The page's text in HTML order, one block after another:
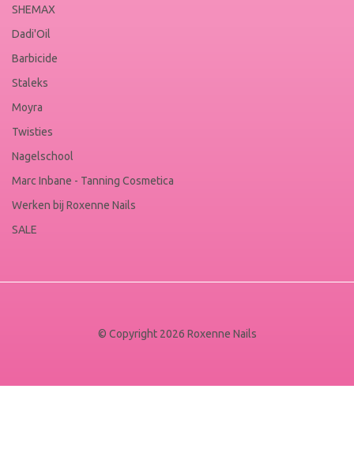
SHEMAX
Dadi'Oil
Barbicide
Staleks
Moyra
Twisties
Nagelschool
Marc Inbane - Tanning Cosmetica
Werken bij Roxenne Nails
SALE
© Copyright 2026 Roxenne Nails